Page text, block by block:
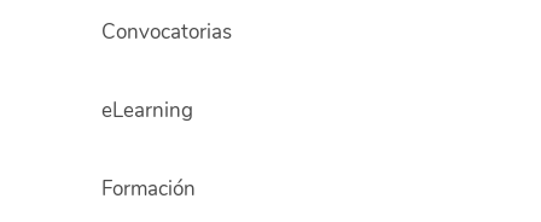
Convocatorias
eLearning
Formación